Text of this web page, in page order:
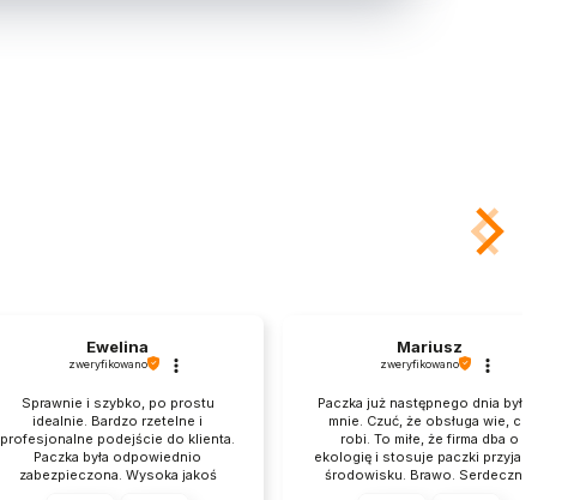
Ewelina
zweryfikowano
Sprawnie i szybko, po prostu
idealnie. Bardzo rzetelne i
profesjonalne podejście do klienta.
Paczka była odpowiednio
zabezpieczona. Wysoka jakoś
Mariusz
zweryfikowano
Paczka już następnego dnia była u
mnie. Czuć, że obsługa wie, co
robi. To miłe, że firma dba o
ekologię i stosuje paczki przyjazne
środowisku. Brawo. Serdecznie